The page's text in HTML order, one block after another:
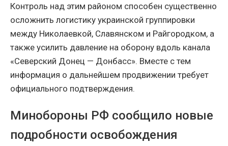
Контроль над этим районом способен существенно
осложнить логистику украинской группировки
между Николаевкой, Славянском и Райгородком, а
также усилить давление на оборону вдоль канала
«Северский Донец — Донбасс». Вместе с тем
информация о дальнейшем продвижении требует
официального подтверждения.
Минобороны РФ сообщило новые
подробности освобождения